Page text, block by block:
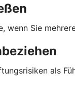
wenn Sie
als